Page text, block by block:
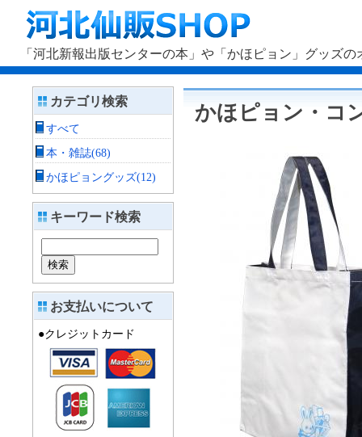
「河北新報出版センターの本」や「かほピョン」グッズ
カテゴリ検索
すべて
本・雑誌(68)
かほピョングッズ(12)
キーワード検索
お支払いについて
●クレジットカード
かほピョン・コ